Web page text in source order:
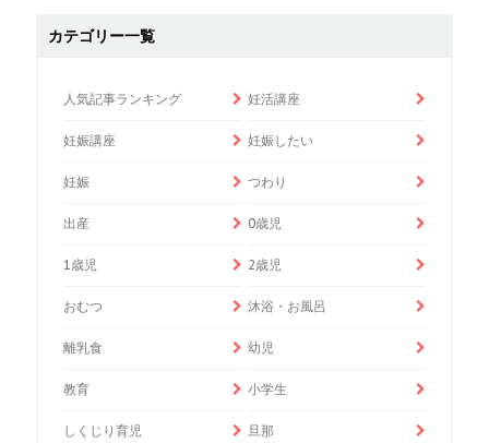
カテゴリー一覧
人気記事ランキング 妊活講座
妊娠講座 妊娠したい
妊娠 つわり
出産 0歳児
1歳児 2歳児
おむつ 沐浴・お風呂
離乳食 幼児
教育 小学生
しくじり育児 旦那